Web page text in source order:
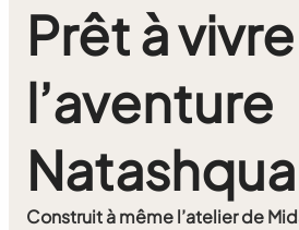
Prêt à vivre
l’aventure
Construit à même l’atelier de